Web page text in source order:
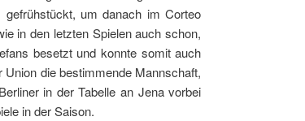
um danach im Corteo
in den letzten Spielen auch schon,
besetzt und konnte somit auch
die bestimmende Mannschaft,
in der Tabelle an Jena vorbei
in der Saison.